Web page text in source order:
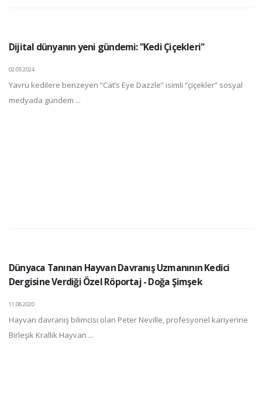
Dijital dünyanın yeni gündemi: "Kedi Çiçekleri"
02.05.2024
Yavru kedilere benzeyen “Cat’s Eye Dazzle” isimli “çiçekler” sosyal
medyada gündem ...
Dünyaca Tanınan Hayvan Davranış Uzmanının Kedici
Dergisine Verdiği Özel Röportaj - Doğa Şimşek
11.08.2020
Hayvan davranış bilimcisi olan Peter Neville, profesyonel kariyerine
Birleşik Krallık Hayvan ...